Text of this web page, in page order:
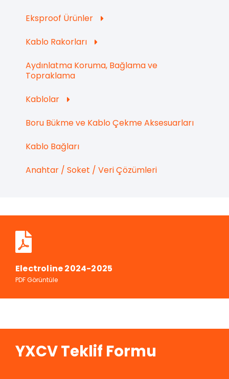
Eksproof Ürünler
Kablo Rakorları
Aydınlatma Koruma, Bağlama ve
Topraklama
Kablolar
Boru Bükme ve Kablo Çekme Aksesuarları
Kablo Bağları
Anahtar / Soket / Veri Çözümleri
Electroline 2024-2025
PDF Görüntüle
YXCV Teklif Formu